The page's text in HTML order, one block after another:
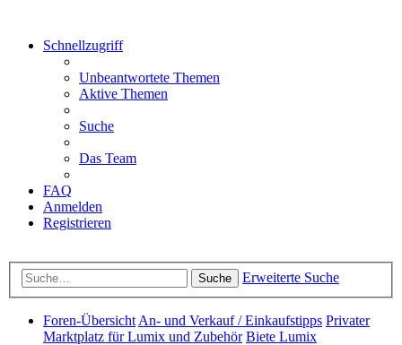
Schnellzugriff
Unbeantwortete Themen
Aktive Themen
Suche
Das Team
FAQ
Anmelden
Registrieren
Suche Erweiterte Suche
Foren-Übersicht An- und Verkauf / Einkaufstipps Privater
Marktplatz für Lumix und Zubehör Biete Lumix